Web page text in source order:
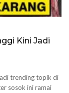
Kini Jadi
trending topik di
sosok ini ramai